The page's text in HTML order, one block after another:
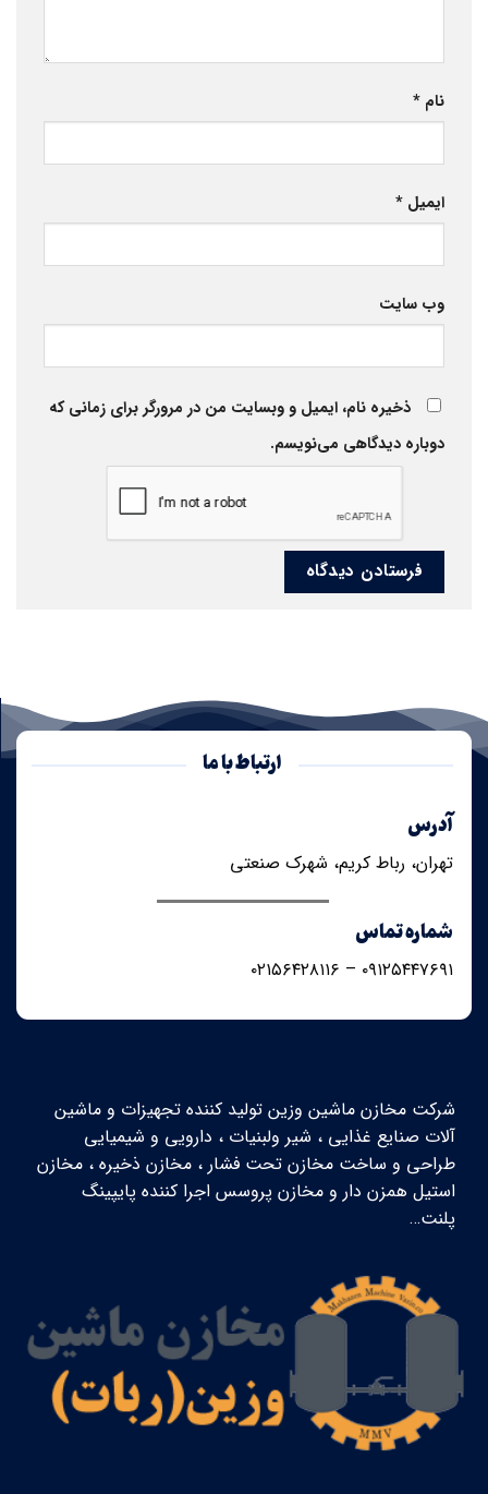
نام *
ایمیل *
وب‌ سایت
ذخیره نام، ایمیل و وبسایت من در مرورگر برای زمانی که
دوباره دیدگاهی می‌نویسم.
ارتباط با ما
آدرس
تهران، رباط کریم، شهرک صنعتی
شماره تماس
۰۹۱۲۵۴۴۷۶۹۱ – ۰۲۱۵۶۴۲۸۱۱۶
شرکت مخازن ماشین وزین تولید کننده تجهیزات و ماشین
آلات صنایع غذایی ، شیر ولبنیات ، دارویی و شیمیایی
طراحی و ساخت مخازن تحت فشار ، مخازن ذخیره ، مخازن
استیل همزن دار و مخازن پروسس اجرا کننده پایپینگ
پلنت…